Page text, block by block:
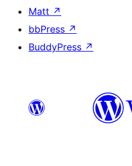
Matt ↗
bbPress ↗
BuddyPress ↗